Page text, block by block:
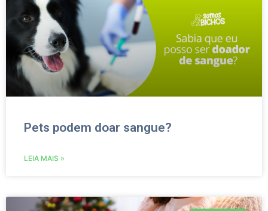
Pets podem doar sangue?
LEIA MAIS »